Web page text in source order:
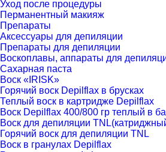
Уход после процедуры
Перманентный макияж
Препараты
Аксессуары для депиляции
Препараты для депиляции
Воскоплавы, аппараты для
Сахарная паста
Воск «IRISK»
Горячий воск Depilflax в брусках
Теплый воск в картридже Depilflax
Воск Depilflax 400/800 гр теплый в
Воск для депиляции
Горячий воск для депиляции TNL
Воск в гранулах Depilflax